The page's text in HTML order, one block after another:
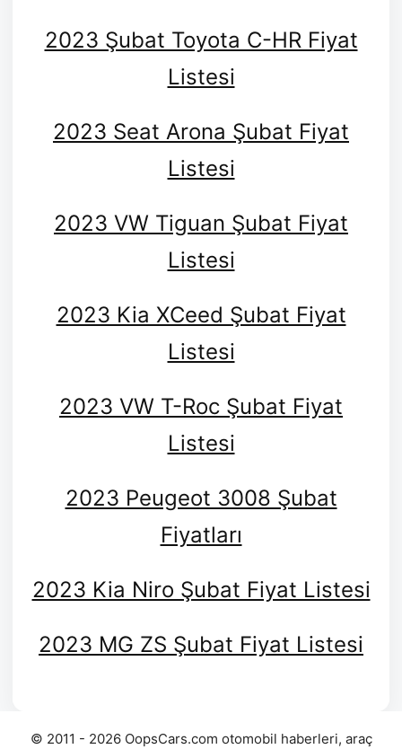
2023 Şubat Toyota C-HR Fiyat
Listesi
2023 Seat Arona Şubat Fiyat
Listesi
2023 VW Tiguan Şubat Fiyat
Listesi
2023 Kia XCeed Şubat Fiyat
Listesi
2023 VW T-Roc Şubat Fiyat
Listesi
2023 Peugeot 3008 Şubat
Fiyatları
2023 Kia Niro Şubat Fiyat Listesi
2023 MG ZS Şubat Fiyat Listesi
© 2011 - 2026 OopsCars.com otomobil haberleri, araç